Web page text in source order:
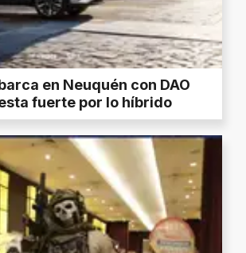
en Neuquén con DAO
fuerte por lo híbrido